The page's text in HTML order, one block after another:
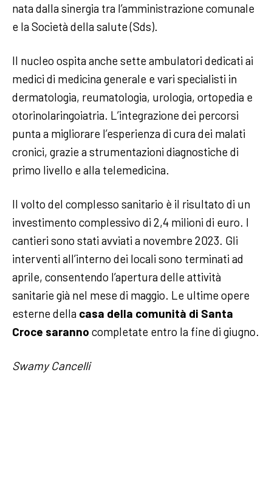
nata dalla sinergia tra l’amministrazione comunale
e la Società della salute (Sds).
Il nucleo ospita anche sette ambulatori dedicati ai
medici di medicina generale e vari specialisti in
dermatologia, reumatologia, urologia, ortopedia e
otorinolaringoiatria. L’integrazione dei percorsi
punta a migliorare l’esperienza di cura dei malati
cronici, grazie a strumentazioni diagnostiche di
primo livello e alla telemedicina.
Il volto del complesso sanitario è il risultato di un
investimento complessivo di 2,4 milioni di euro. I
cantieri sono stati avviati a novembre 2023. Gli
interventi all’interno dei locali sono terminati ad
aprile, consentendo l’apertura delle attività
sanitarie già nel mese di maggio. Le ultime opere
esterne della casa della comunità di Santa
Croce saranno completate entro la fine di giugno.
Swamy Cancelli